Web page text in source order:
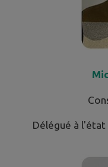
Délégué à